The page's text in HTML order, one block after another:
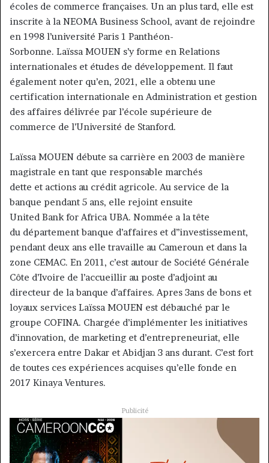
écoles de commerce françaises. Un an plus tard, elle est
inscrite à la NEOMA Business School, avant de rejoindre
en 1998 l’université Paris 1 Panthéon-
Sorbonne. Laïssa MOUEN s’y forme en Relations
internationales et études de développement. Il faut
également noter qu’en, 2021, elle a obtenu une
certification internationale en Administration et gestion
des affaires délivrée par l’école supérieure de
commerce de l’Université de Stanford.
Laïssa MOUEN débute sa carrière en 2003 de manière
magistrale en tant que responsable marchés
dette et actions au crédit agricole. Au service de la
banque pendant 5 ans, elle rejoint ensuite
United Bank for Africa UBA. Nommée a la tête
du département banque d’affaires et d’’investissement,
pendant deux ans elle travaille au Cameroun et dans la
zone CEMAC. En 2011, c’est autour de Société Générale
Côte d’Ivoire de l’accueillir au poste d’adjoint au
directeur de la banque d’affaires. Apres 3ans de bons et
loyaux services Laïssa MOUEN est débauché par le
groupe COFINA. Chargée d’implémenter les initiatives
d’innovation, de marketing et d’entrepreneuriat, elle
s’exercera entre Dakar et Abidjan 3 ans durant. C’est fort
de toutes ces expériences acquises qu’elle fonde en
2017 Kinaya Ventures.
Publicité